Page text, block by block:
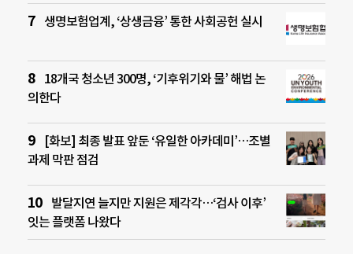
생명보험업계, ‘상생금융’ 통한 사회공헌 실시
18개국 청소년 300명, ‘기후위기와 물’ 해법 논
의한다
[화보] 최종 발표 앞둔 ‘유일한 아카데미’…조별
과제 막판 점검
발달지연 늘지만 지원은 제각각…‘검사 이후’
잇는 플랫폼 나왔다